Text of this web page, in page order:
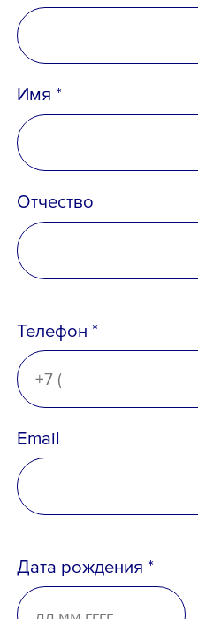
Вопрос *
Порядком
резерва
Имя *
Отчество
Телефон *
Email
Дата рождения *